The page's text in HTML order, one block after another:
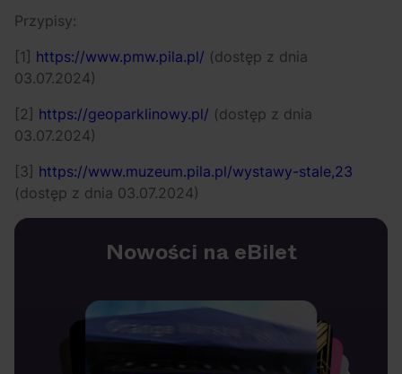
Przypisy:
[1] https://www.pmw.pila.pl/ (dostęp z dnia
03.07.2024)
[2] https://geoparklinowy.pl/ (dostęp z dnia
03.07.2024)
[3] https://www.muzeum.pila.pl/wystawy-stale,23
(dostęp z dnia 03.07.2024)
Nowości na eBilet